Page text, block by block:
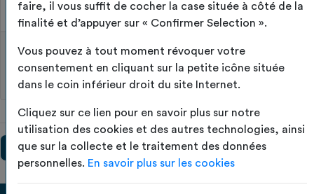
faire, il vous suffit de cocher la case située à côté de la
finalité et d’appuyer sur « Confirmer Selection ».
Vous pouvez à tout moment révoquer votre
consentement en cliquant sur la petite icône située
dans le coin inférieur droit du site Internet.
Cliquez sur ce lien pour en savoir plus sur notre
utilisation des cookies et des autres technologies, ainsi
que sur la collecte et le traitement des données
personnelles. En savoir plus sur les cookies
TOILES DE L’OUEST
Bâche de remorque - 12C61C20-44A7-4D57-88CC-
A5ACF60CCB9D.JPG